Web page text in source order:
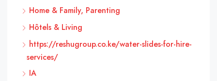
Home & Family, Parenting
Hôtels & Living
https://reshugroup.co.ke/water-slides-for-hire-
services/
IA